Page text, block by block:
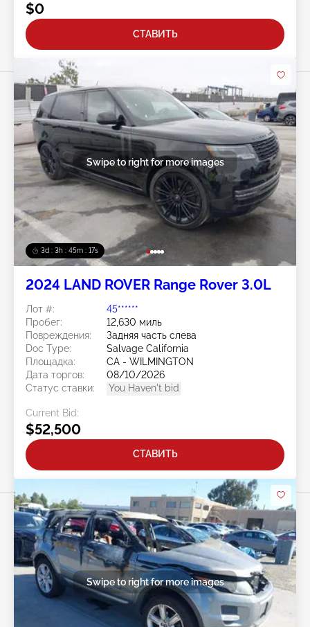
$0
СТАВИТЬ
3d : 3h : 45m : 14s
Swipe to right for more images
2024 LAND ROVER Range Rover 3.0L
Лот #:
45******
Пробег:
12,630 миль
Повреждения:
Задняя часть слева
Doc Type:
Salvage California
Площадка:
CA - WILMINGTON
Дата торгов:
08/10/2026
Статус ставки:
You Haven't bid
Current Bid:
$52,500
СТАВИТЬ
Swipe to right for more images